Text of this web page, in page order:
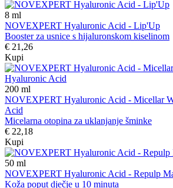
8 ml
NOVEXPERT Hyaluronic Acid - Lip'Up
Booster za usnice s hijaluronskom kiselinom
€ 21,26
Kupi
200 ml
NOVEXPERT Hyaluronic Acid - Micellar
Acid
Micelarna otopina za uklanjanje šminke
€ 22,18
Kupi
50 ml
NOVEXPERT Hyaluronic Acid - Repulp
Koža poput dječje u 10 minuta